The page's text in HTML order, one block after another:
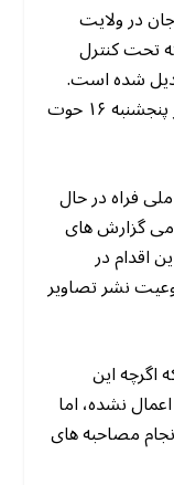
در ولایت
تحت کنترل
شده است.
این خبر را مرکز خبرنگاران افغانستان روز پنجشنبه ۱۶ حوت
فراه در حال
گزارش های
اقدام در
نشر تصاویر
اگرچه این
نشده، اما
مصاحبه های